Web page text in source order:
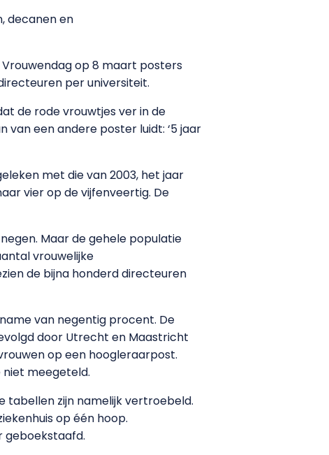
decanen en
op 8 maart posters
per universiteit.
de rode vrouwtjes ver in de
van een andere poster luidt: ‘5 jaar
met die van 2003, het jaar
vier op de vijfenveertig. De
Maar de gehele populatie
vrouwelijke
de bijna honderd directeuren
van negentig procent. De
door Utrecht en Maastricht
op een hoogleraarpost.
niet meegeteld.
tabellen zijn namelijk vertroebeld.
op één hoop.
geboekstaafd.